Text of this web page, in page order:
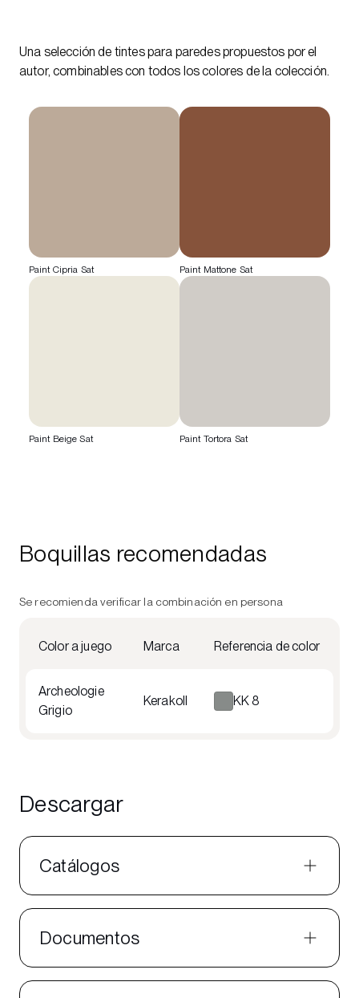
Una selección de tintes para paredes propuestos por el
autor, combinables con todos los colores de la colección.
Paint Cipria Sat Paint Mattone Sat
Paint Beige Sat Paint Tortora Sat
Boquillas recomendadas
Se recomienda verificar la combinación en persona
Color a juego Marca Referencia de color
Archeologie
Grigio
Kerakoll KK 8
Descargar
Catálogos
Documentos